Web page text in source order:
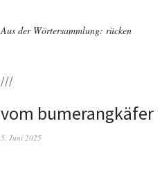
Aus der Wörtersammlung: rücken
///
vom bumerangkäfer
5. Juni 2025